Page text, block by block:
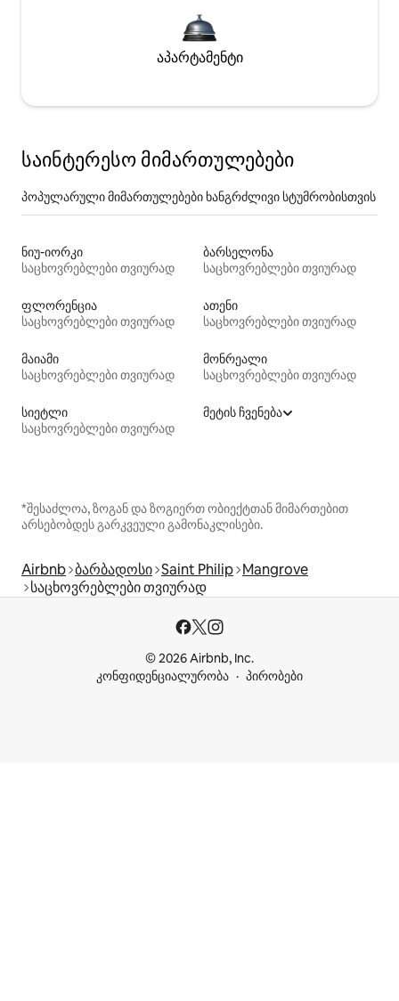
აპარტამენტი
საინტერესო მიმართულებები
პოპულარული მიმართულებები ხანგრძლივი სტუმრობისთვის
ნიუ-იორკი
საცხოვრებლები თვიურად
ბარსელონა
საცხოვრებლები თვიურად
ფლორენცია
საცხოვრებლები თვიურად
ათენი
საცხოვრებლები თვიურად
მაიამი
საცხოვრებლები თვიურად
მონრეალი
საცხოვრებლები თვიურად
სიეტლი
საცხოვრებლები თვიურად
მეტის ჩვენება
*შესაძლოა, ზოგან და ზოგიერთ ობიექტთან მიმართებით
არსებობდეს გარკვეული გამონაკლისები.
Airbnb ბარბადოსი Saint Philip Mangrove
საცხოვრებლები თვიურად
© 2026 Airbnb, Inc.
კონფიდენციალურობა
პირობები